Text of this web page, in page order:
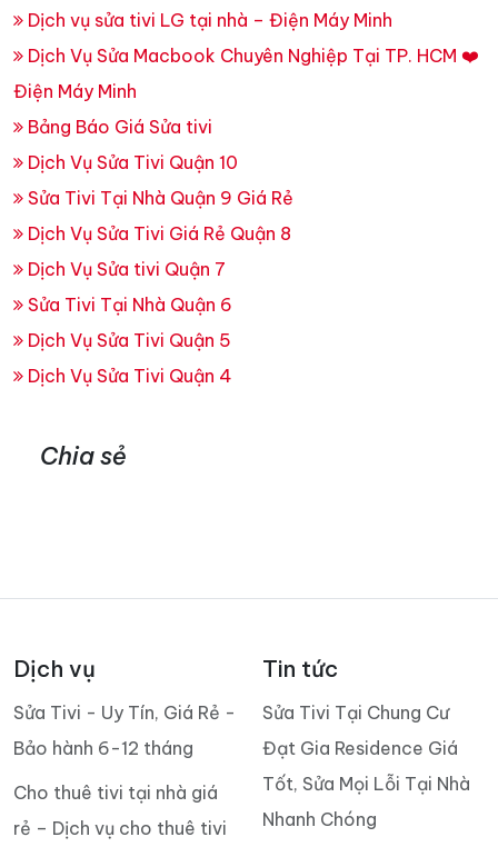
Dịch vụ sửa tivi LG tại nhà – Điện Máy Minh
Dịch Vụ Sửa Macbook Chuyên Nghiệp Tại TP. HCM ❤️
Điện Máy Minh
Bảng Báo Giá Sửa tivi
Dịch Vụ Sửa Tivi Quận 10
Sửa Tivi Tại Nhà Quận 9 Giá Rẻ
Dịch Vụ Sửa Tivi Giá Rẻ Quận 8
Dịch Vụ Sửa tivi Quận 7
Sửa Tivi Tại Nhà Quận 6
Dịch Vụ Sửa Tivi Quận 5
Dịch Vụ Sửa Tivi Quận 4
Chia sẻ
Dịch vụ
Sửa Tivi - Uy Tín, Giá Rẻ -
Bảo hành 6-12 tháng
Cho thuê tivi tại nhà giá
rẻ – Dịch vụ cho thuê tivi
Tin tức
Sửa Tivi Tại Chung Cư
Đạt Gia Residence Giá
Tốt, Sửa Mọi Lỗi Tại Nhà
Nhanh Chóng